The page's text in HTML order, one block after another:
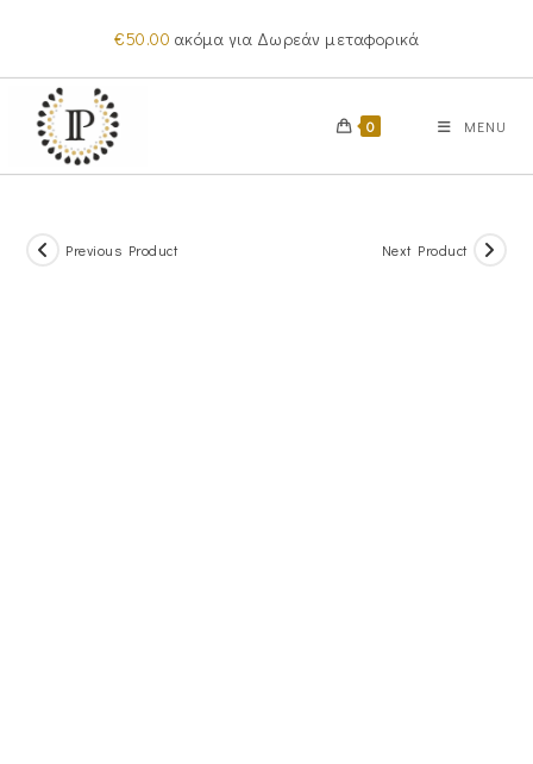
content
€50.00 ακόμα για Δωρεάν μεταφορικά
0 MENU
Previous Product Next Product